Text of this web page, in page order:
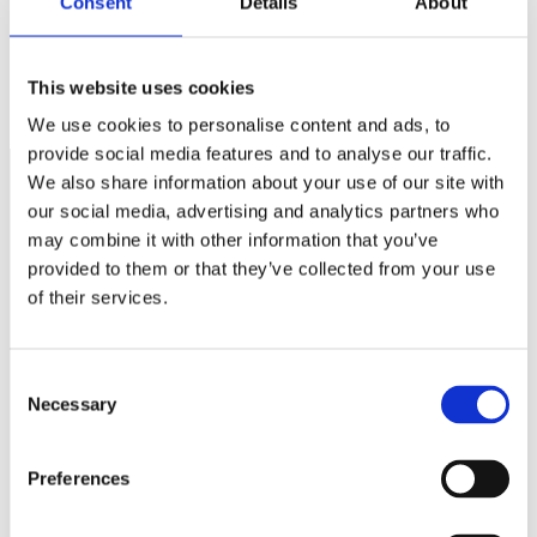
This website uses cookies
We use cookies to personalise content and ads, to
provide social media features and to analyse our traffic.
We also share information about your use of our site with
our social media, advertising and analytics partners who
may combine it with other information that you’ve
provided to them or that they’ve collected from your use
of their services.
Selection
Necessary
Preferences
insatser
Näringspolitik
Förmåner
Tips
Om oss